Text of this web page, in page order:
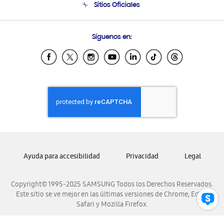
Soporte vía eMail
Sitios Oficiales
Samsung Ecuador
Samsung El Salvador
Samsung Honduras
Samsung Nicaragua
Samsung Panamá
Samsung Venezuela
Síguenos en:
Copyright© 1995-2025 SAMSUNG Todos los Derechos Reservados.
Este sitio se ve mejor en las últimas versiones de Chrome, Edge,
Safari y Mozilla Firefox.
Ayuda para accesibilidad Privacidad Legal